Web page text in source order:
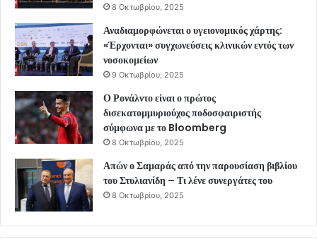
8 Οκτωβρίου, 2025
Αναδιαμορφώνεται ο υγειονομικός χάρτης:
«Έρχονται» συγχωνεύσεις κλινικών εντός των
νοσοκομείων
9 Οκτωβρίου, 2025
Ο Ρονάλντο είναι ο πρώτος
δισεκατομμυριούχος ποδοσφαιριστής
σύμφωνα με το Bloomberg
8 Οκτωβρίου, 2025
Απών ο Σαμαράς από την παρουσίαση βιβλίου
του Στυλιανίδη – Τι λένε συνεργάτες του
8 Οκτωβρίου, 2025